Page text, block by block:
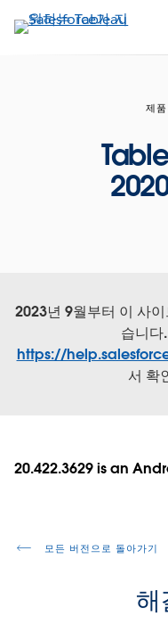
요
제
2023년 9월부터 이 사
습니다
https://
서 확
20.422.3629 is an
모든 버전으로 돌아가기
해